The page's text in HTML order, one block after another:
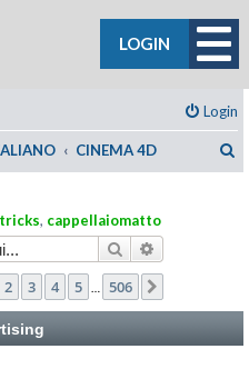
LOGIN
Login
CINEMA 4D
, cappellaiomatto
Cerca
di 506
2 3 4 5 506